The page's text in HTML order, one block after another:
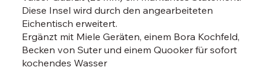
Diese Insel wird durch den angearbeiteten
Eichentisch erweitert.
Ergänzt mit Miele Geräten, einem Bora Kochfeld,
Becken von Suter und einem Quooker für sofort
kochendes Wasser